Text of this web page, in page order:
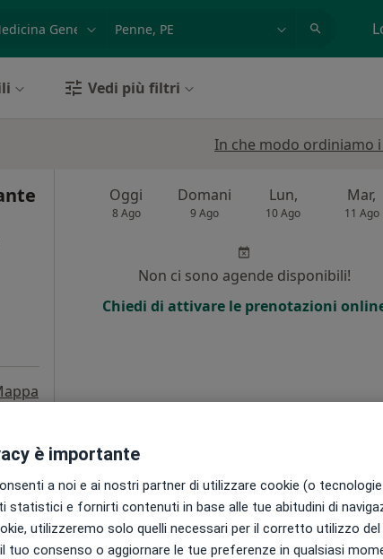
Vedi più filtri
In che modo ordiniamo
Oggi
8 Ago
Domani
9 Ago
Lun,
10 Ago
Mar,
11 Ago
Non ci sono agende disponibili!
Chiedi di attivare le prenotazioni
Oggi
8 Ago
Domani
9 Ago
Lun,
10 Ago
Mar,
11 Ago
è importante
a noi e ai nostri partner di utilizzare cookie (o
statistici e fornirti contenuti in base alle tue abitudini di
utilizzeremo solo quelli necessari per il corretto utilizzo
tuo consenso o aggiornare le tue preferenze in qualsiasi